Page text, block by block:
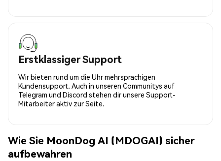
Erstklassiger Support
Wir bieten rund um die Uhr mehrsprachigen
Kundensupport. Auch in unseren Communitys auf
Telegram und Discord stehen dir unsere Support-
Mitarbeiter aktiv zur Seite.
Wie Sie MoonDog AI (MDOGAI) sicher
aufbewahren